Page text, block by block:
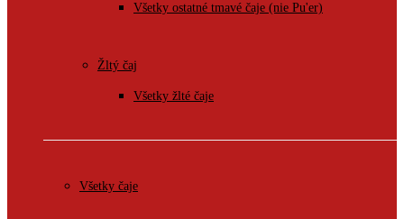
Všetky ostatné tmavé čaje (nie Pu'er)
Žltý čaj
Všetky žlté čaje
Všetky čaje